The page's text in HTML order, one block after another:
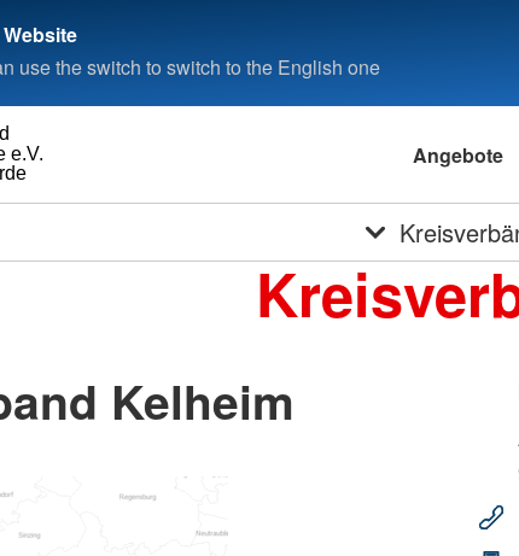
use the switch to switch to the English one
e.V. Angebote
Kelheim